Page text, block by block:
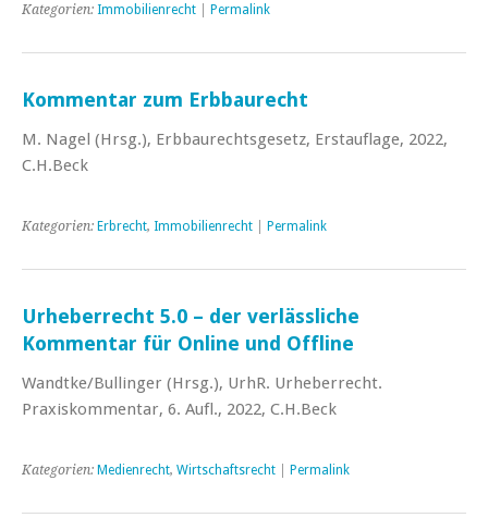
Kategorien: Immobilienrecht Permalink
Kommentar zum Erbbaurecht
M. Nagel (Hrsg.), Erbbaurechtsgesetz, Erstauflage, 2022,
C.H.Beck
Kategorien: Erbrecht, Immobilienrecht Permalink
Urheberrecht 5.0 – der verlässliche
Kommentar für Online und Offline
Wandtke/Bullinger (Hrsg.), UrhR. Urheberrecht.
Praxiskommentar, 6. Aufl., 2022, C.H.Beck
Kategorien: Medienrecht, Wirtschaftsrecht Permalink